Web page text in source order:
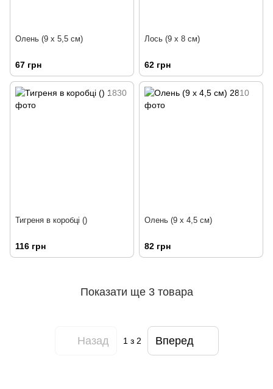
Олень (9 х 5,5 см)
67 грн
Лось (9 х 8 см)
62 грн
Тигреня в коробці ()
116 грн
Олень (9 х 4,5 см)
82 грн
Показати ще 3 товара
Назад 1з 2 Вперед